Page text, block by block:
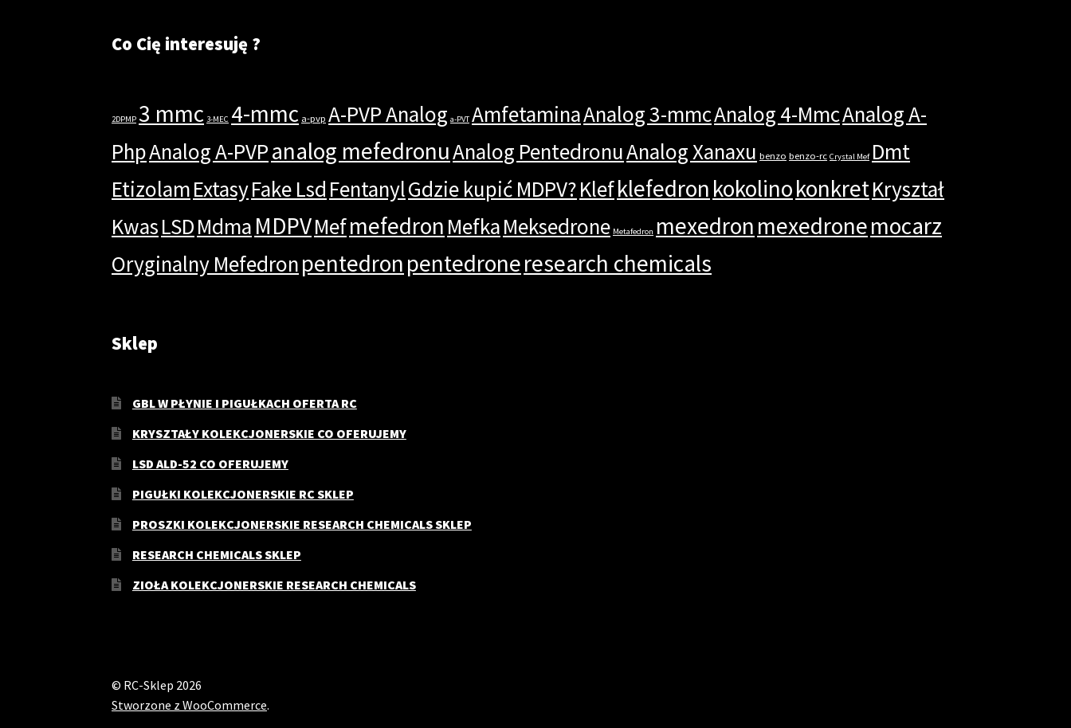
Co Cię interesuję ?
2DPMP 3 mmc 3-MEC 4-mmc a-pvp A-PVP Analog a-PVT AmfetaminaAnalog 3-mmcAnalog 4-MmcAnalog A-
PhpAnalog A-PVPanalog mefedronuAnalog PentedronuAnalog Xanaxu benzo benzo-rc Crystal Mef Dmt
EtizolamExtasyFake Lsd FentanylGdzie kupić MDPV?KlefklefedronkokolinokonkretKryształ
KwasLSDMdma MDPVMefmefedron MefkaMeksedrone Metafedron mexedronmexedronemocarz
Oryginalny Mefedronpentedronpentedroneresearch chemicals
Sklep
GBL W PŁYNIE I PIGUŁKACH OFERTA RC
KRYSZTAŁY KOLEKCJONERSKIE CO OFERUJEMY
LSD ALD-52 CO OFERUJEMY
PIGUŁKI KOLEKCJONERSKIE RC SKLEP
PROSZKI KOLEKCJONERSKIE RESEARCH CHEMICALS SKLEP
RESEARCH CHEMICALS SKLEP
ZIOŁA KOLEKCJONERSKIE RESEARCH CHEMICALS
© RC-Sklep 2026
Stworzone z WooCommerce.